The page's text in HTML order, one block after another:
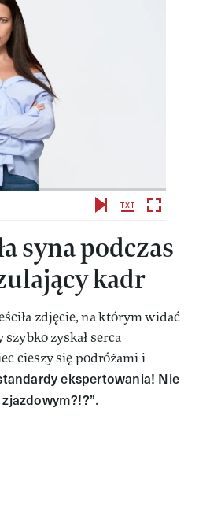
syna podczas
kadr
zdjęcie, na którym widać
zyskał serca
cieszy się podróżami i
ekspertowania! Nie
.